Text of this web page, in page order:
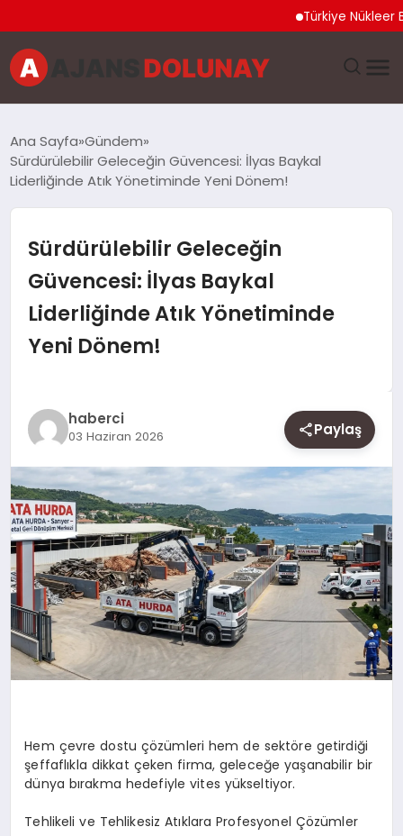
Türkiye Nükleer Bilim
EĞITIM
GÜNCEL
SAĞLIK
SPOR
YAŞAM
Ana Sayfa Gündem
Sürdürülebilir Geleceğin Güvencesi: İlyas Baykal
Liderliğinde Atık Yönetiminde Yeni Dönem!
Sürdürülebilir Geleceğin
Güvencesi: İlyas Baykal
Liderliğinde Atık Yönetiminde
Yeni Dönem!
haberci
03 Haziran 2026 Paylaş
Hem çevre dostu çözümleri hem de sektöre getirdiği
şeffaflıkla dikkat çeken firma, geleceğe yaşanabilir bir
dünya bırakma hedefiyle vites yükseltiyor.
Tehlikeli ve Tehlikesiz Atıklara Profesyonel Çözümler